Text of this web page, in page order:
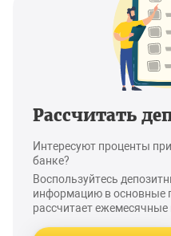
Рассчитать
Интересуют проценты
банке?
Воспользуйтесь
информацию в основные
рассчитает ежемесячные